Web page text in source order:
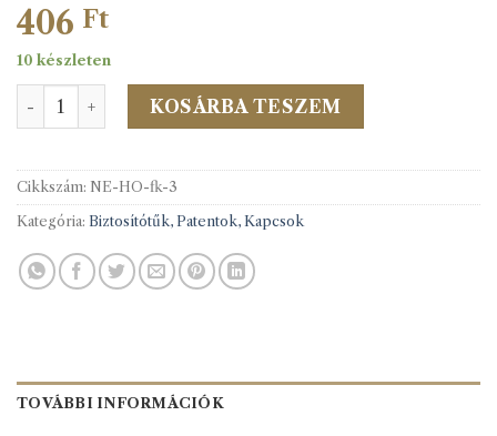
406 Ft
10 készleten
Francia kapocs 3-as nikkel (13+12mm) mennyiség
KOSÁRBA TESZEM
Cikkszám: NE-HO-fk-3
Kategória: Biztosítótűk, Patentok, Kapcsok
TOVÁBBI INFORMÁCIÓK